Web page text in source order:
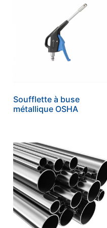
Soufflette à buse
métallique OSHA